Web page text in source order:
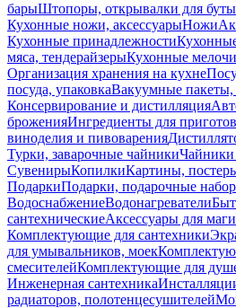
барыШтопоры, открывалки для
Кухонные ножи, аксессуарыНожи
Кухонные принадлежности
мяса, тендерайзерыКухонные мелочи
Организация хранения на кухне
посуда, упаковкаВакуумные пакеты,
Консервирование и дистилляция
броженияИнгредиенты для
виноделия и пивоварения
Турки, заварочные чайникиЧайники
СувенирыКопилкиКартины,
ПодаркиПодарки, подарочные
ВодоснабжениеВодонагреватели
сантехническиеАксессуары для
Комплектующие для сантехники
для умывальников, моек
смесителейКомплектующие для
Инженерная сантехника
радиаторов, полотенцесушителей